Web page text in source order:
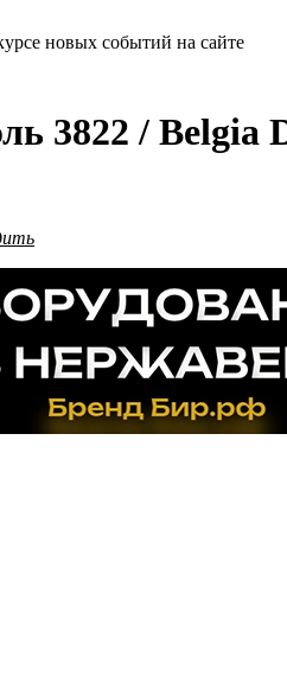
новых событий на сайте
3822 / Belgia